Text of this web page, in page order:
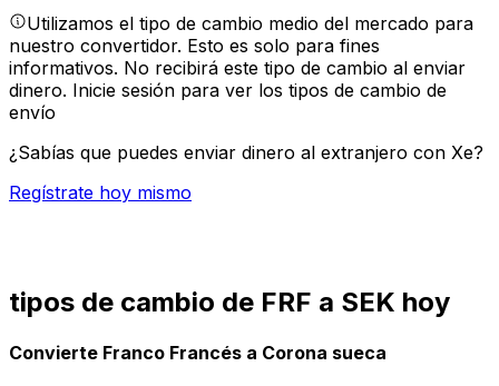
Utilizamos el tipo de cambio medio del mercado para
nuestro convertidor. Esto es solo para fines
informativos. No recibirá este tipo de cambio al enviar
dinero. Inicie sesión para ver los tipos de cambio de
envío
¿Sabías que puedes enviar dinero al extranjero con Xe?
Regístrate hoy mismo
tipos de cambio de FRF a SEK hoy
Convierte Franco Francés a Corona sueca